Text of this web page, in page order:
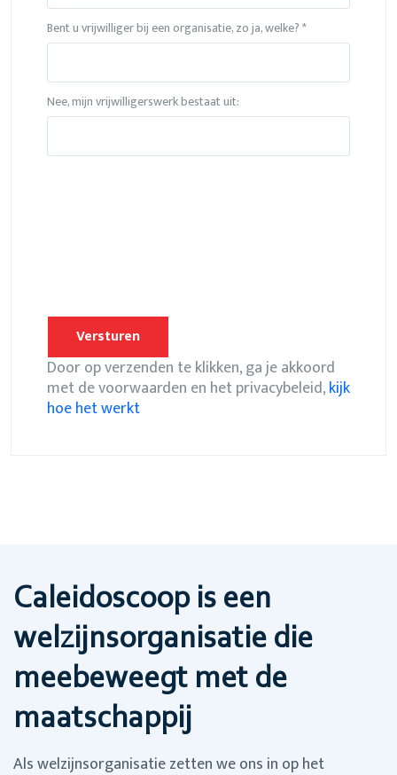
Bent u vrijwilliger bij een organisatie, zo ja, welke? *
Nee, mijn vrijwilligerswerk bestaat uit:
Door op verzenden te klikken, ga je akkoord
met de voorwaarden en het privacybeleid,kijk
hoe het werkt
Caleidoscoop is een
welzijnsorganisatie die
meebeweegt met de
maatschappij
Als welzijnsorganisatie zetten we ons in op het